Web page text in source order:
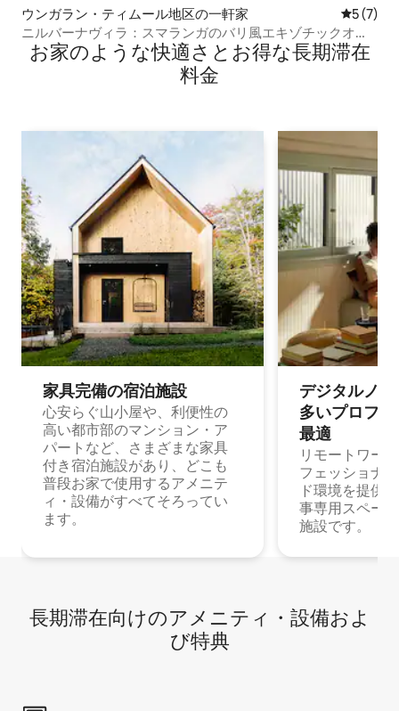
ウンガラン・ティムール地区の一軒家 レビュー
5 (7)
ニルバーナヴィラ：スマランガのバリ風エキゾチックオア
シス
お家のような快⁠適⁠さ⁠とお⁠得⁠な長⁠期⁠滞⁠在
料⁠金
家具完備の宿⁠泊⁠施⁠設
心安らぐ山小屋や、利便性の
高い都市部のマンション・ア
パートなど、さまざまな家具
付き宿泊施設があり、どこも
普段お家で使用するアメニテ
ィ・設備がすべてそろってい
ます。
デジタルノ
多⁠いプ⁠ロ⁠フ⁠
最⁠適
リモートワー
フェッショナ
ド環境を提供
事専用スペー
施設です。
長期滞在向け⁠のア⁠メ⁠ニ⁠テ⁠ィ⁠・設⁠備⁠およ
び特⁠典